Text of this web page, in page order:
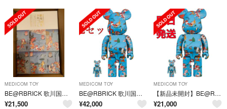
MEDICOM TOY
BE@RBRICK 歌川国芳「金魚づくし」 100% ＆ 400%
¥21,500
MEDICOM TOY
BE@RBRICK 歌川国芳「金魚づくし」100％ & 400％
¥42,000
MEDICOM TOY
【新品未開封】BE@RBRICK 歌川国芳 金魚づくし100%400%
¥21,000